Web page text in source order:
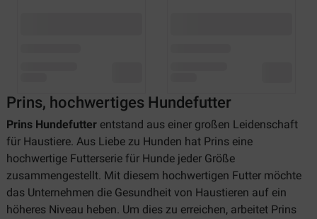
Prins, hochwertiges Hundefutter
Prins Hundefutter entstand aus einer großen Leidenschaft
für Haustiere. Aus Liebe zu Hunden hat Prins eine
hochwertige Futterserie für Hunde jeder Größe
zusammengestellt. Mit diesem hochwertigen Futter möchte
das Unternehmen die Gesundheit von Haustieren auf ein
höheres Niveau heben. Um dies zu erreichen, arbeitet Prins